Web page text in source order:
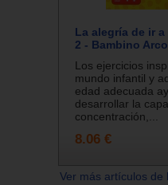
La alegría de ir
2 - Bambino Arco
Los ejercicios
mundo infantil y
edad adecuada
desarrollar la
concentración,...
8.06 €
Ver más artículos